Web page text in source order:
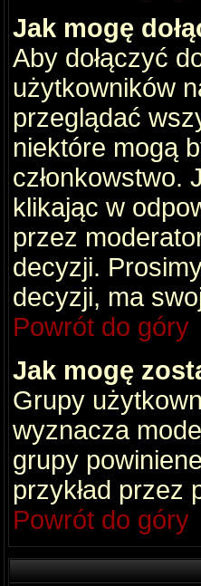
Jak mogę
Aby dołączyć
użytkowników
przeglądać
niektóre mogą
członkowstwo.
klikając w
przez
decyzji.
decyzji, ma
Powrót do góry
Jak mogę
Grupy
wyznacza
grupy
przykład przez
Powrót do góry